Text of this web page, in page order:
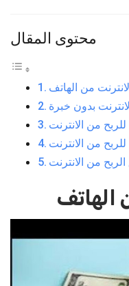
محتوى المقال
من الهاتف
بدون خبرة
من الانترنت
من الانترنت
من الانترنت
الهاتف